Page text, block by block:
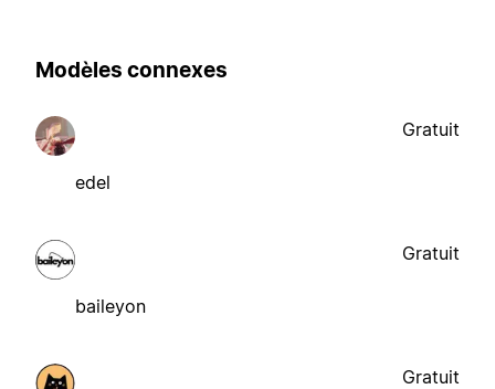
Modèles connexes
edel
Gratuit
baileyon
Gratuit
Gratuit